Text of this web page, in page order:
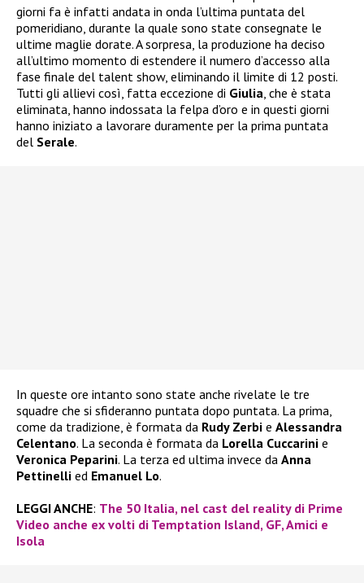
giorni fa è infatti andata in onda l’ultima puntata del
pomeridiano, durante la quale sono state consegnate le
ultime maglie dorate. A sorpresa, la produzione ha deciso
all’ultimo momento di estendere il numero d’accesso alla
fase finale del talent show, eliminando il limite di 12 posti.
Tutti gli allievi così, fatta eccezione di Giulia , che è stata
eliminata, hanno indossata la felpa d’oro e in questi giorni
hanno iniziato a lavorare duramente per la prima puntata
del Serale.
In queste ore intanto sono state anche rivelate le tre
squadre che si sfideranno puntata dopo puntata. La prima,
come da tradizione, è formata da Rudy Zerbi e Alessandra
Celentano. La seconda è formata da Lorella Cuccarini e
Veronica Peparini. La terza ed ultima invece da Anna
Pettinelli ed Emanuel Lo.
LEGGI ANCHE: The 50 Italia, nel cast del reality di Prime
Video anche ex volti di Temptation Island, GF, Amici e
Isola